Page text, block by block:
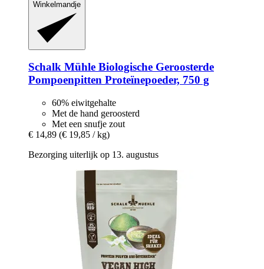
Winkelmandje
Schalk Mühle Biologische Geroosterde
Pompoenpitten Proteïnepoeder, 750 g
60% eiwitgehalte
Met de hand geroosterd
Met een snufje zout
€ 14,89 (€ 19,85 / kg)
Bezorging uiterlijk op 13. augustus